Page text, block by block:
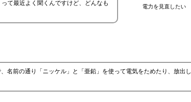
電力を見直したい
て最近よく聞くんですけど、どんなも
名前の通り「ニッケル」と「亜鉛」を使って電気をためたり、放出し